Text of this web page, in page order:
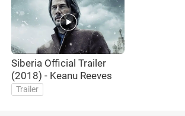
Siberia Official Trailer
(2018) - Keanu Reeves
Trailer